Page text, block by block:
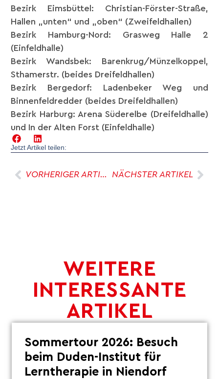
Bezirk Eimsbüttel: Christian-Förster-Straße,
Hallen „unten“ und „oben“ (Zweifeldhallen)
Bezirk Hamburg-Nord: Grasweg Halle 2
(Einfeldhalle)
Bezirk Wandsbek: Barenkrug/Münzelkoppel,
Sthamerstr. (beides Dreifeldhallen)
Bezirk Bergedorf: Ladenbeker Weg und
Binnenfeldredder (beides Dreifeldhallen)
Bezirk Harburg: Arena Süderelbe (Dreifeldhalle)
und In der Alten Forst (Einfeldhalle)
Jetzt Artikel teilen:
VORHERIGER ARTIKEL NÄCHSTER ARTIKEL
WEITERE
INTERESSANTE
ARTIKEL
Sommertour 2026: Besuch
beim Duden-Institut für
Lerntherapie in Niendorf